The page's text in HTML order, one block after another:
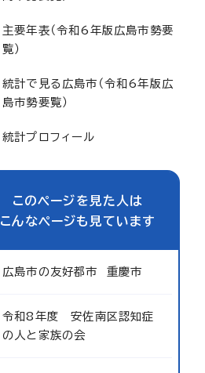
主要年表（令和6年版広島市勢要
覧）
統計で見る広島市（令和6年版広
島市勢要覧）
統計プロフィール
このページを見た人は
こんなページも見ています
広島市の友好都市 重慶市
令和8年度 安佐南区認知症
の人と家族の会